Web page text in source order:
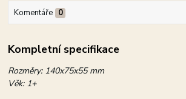
Komentáře 0
Kompletní specifikace
Rozměry: 140x75x55 mm
Věk: 1+